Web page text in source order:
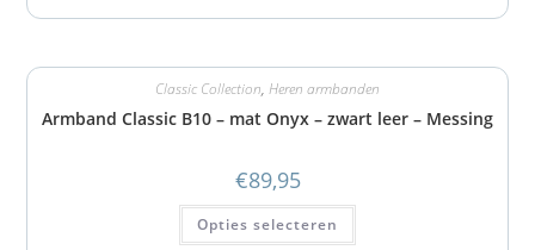
Classic Collection, Heren armbanden
Armband Classic B10 – mat Onyx – zwart leer – Messing
€89,95
Opties selecteren